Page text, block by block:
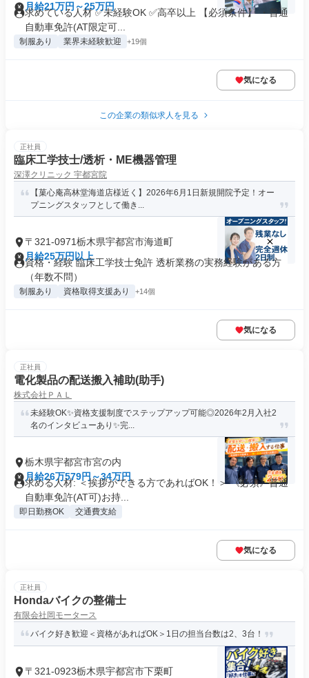
月給21万円～25万円
求めている人材 ✅未経験OK ✅高卒以上 【必須条件】 ・普通
自動車免許(AT限定可...
制服あり 業界未経験歓迎 +19個
気になる
この企業の類似求人を見る
正社員
臨床工学技士/透析・ME機器管理
深澤クリニック 宇都宮院
【菓心庵高林堂海道店様近く】2026年6月1日新規開院予定！オー
プニングスタッフとして働き...
〒321-0971栃木県宇都宮市海道町
月給25万円以上
資格・経験 臨床工学技士免許 透析業務の実務経験がある方
（年数不問）
制服あり 資格取得支援あり +14個
気になる
正社員
電化製品の配送搬入補助(助手)
株式会社ＰＡＬ
未経験OK✨資格支援制度でステップアップ可能◎2026年2月入社2
名のインタビューあり✨完...
栃木県宇都宮市宮の内
月給26万579円～34万円
求める人材: ＜挨拶ができる方であればOK！＞ 《必須》普通
自動車免許(AT可)お持...
即日勤務OK 交通費支給
気になる
正社員
Hondaバイクの整備士
有限会社岡モータース
バイク好き歓迎＜資格があればOK＞1日の担当台数は2、3台！
〒321-0923栃木県宇都宮市下栗町